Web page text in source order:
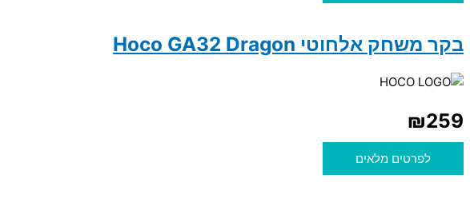
בקר משחק אלחוטי Hoco GA32 Dragon
₪259
לפרטים מלאים